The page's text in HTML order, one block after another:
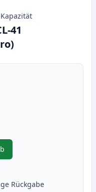
Kapazität
41
Canon PG-40 & CL-41
Rückgabe